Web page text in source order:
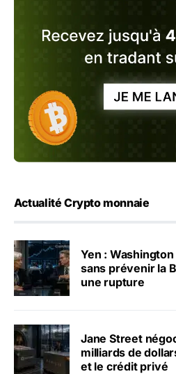
Actualité Crypto monnaie
Yen :
sans prévenir la
une rupture
Jane Street
milliards de
et le crédit privé